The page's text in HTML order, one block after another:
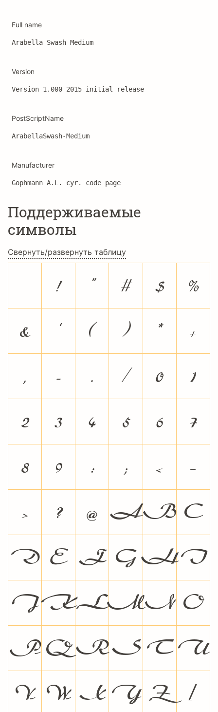
Full name
Arabella Swash Medium
Version
Version 1.000 2015 initial release
PostScriptName
ArabellaSwash-Medium
Manufacturer
Gophmann A.L. cyr. code page
Поддерживаемые
символы
Свернуть/развернуть таблицу
! " # $
%
&
' ( ) *
+
,
- . / 0
1
2
3 4 5 6
7
8
9 : ; <
=
>
? @ AB C
D E F G HI
JKLMN O
P Q RS T U
V W X Y Z [